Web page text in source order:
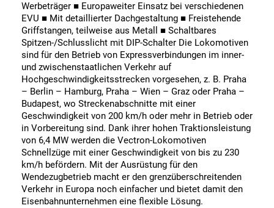
Werbeträger ■ Europaweiter Einsatz bei verschiedenen
EVU ■ Mit detaillierter Dachgestaltung ■ Freistehende
Griffstangen, teilweise aus Metall ■ Schaltbares
Spitzen-/Schlusslicht mit DIP-Schalter Die Lokomotiven
sind für den Betrieb von Expressverbindungen im inner-
und zwischenstaatlichen Verkehr auf
Hochgeschwindigkeitsstrecken vorgesehen, z. B. Praha
– Berlin – Hamburg, Praha – Wien – Graz oder Praha –
Budapest, wo Streckenabschnitte mit einer
Geschwindigkeit von 200 km/h oder mehr in Betrieb oder
in Vorbereitung sind. Dank ihrer hohen Traktionsleistung
von 6,4 MW werden die Vectron-Lokomotiven
Schnellzüge mit einer Geschwindigkeit von bis zu 230
km/h befördern. Mit der Ausrüstung für den
Wendezugbetrieb macht er den grenzüberschreitenden
Verkehr in Europa noch einfacher und bietet damit den
Eisenbahnunternehmen eine flexible Lösung.